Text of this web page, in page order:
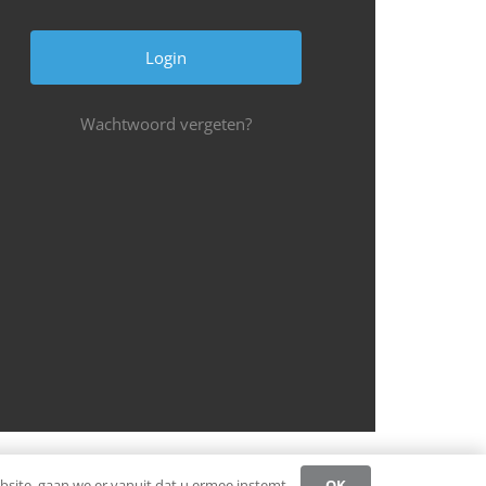
Wachtwoord vergeten?